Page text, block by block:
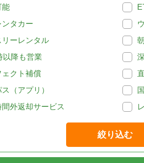
能
タカー
リーレンタル
以降も営業
ェクト補償
（アプリ）
外返却サービス
絞り込む